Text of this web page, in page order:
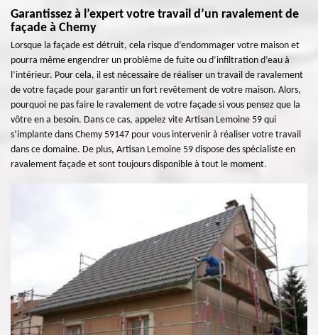
Garantissez à l’expert votre travail d’un ravalement de
façade à Chemy
Lorsque la façade est détruit, cela risque d’endommager votre maison et
pourra même engendrer un problème de fuite ou d’infiltration d’eau à
l’intérieur. Pour cela, il est nécessaire de réaliser un travail de ravalement
de votre façade pour garantir un fort revêtement de votre maison. Alors,
pourquoi ne pas faire le ravalement de votre façade si vous pensez que la
vôtre en a besoin. Dans ce cas, appelez vite Artisan Lemoine 59 qui
s’implante dans Chemy 59147 pour vous intervenir à réaliser votre travail
dans ce domaine. De plus, Artisan Lemoine 59 dispose des spécialiste en
ravalement façade et sont toujours disponible à tout le moment.